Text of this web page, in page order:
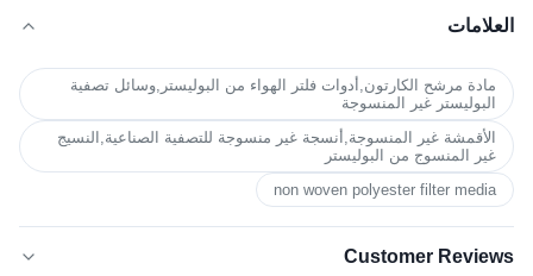
العلامات
مادة مرشح الكارتون,أدوات فلتر الهواء من البوليستر,وسائل تصفية
البوليستر غير المنسوجة
الأقمشة غير المنسوجة,أنسجة غير منسوجة للتصفية الصناعية,النسيج
غير المنسوج من البوليستر
non woven polyester filter media
Customer Reviews